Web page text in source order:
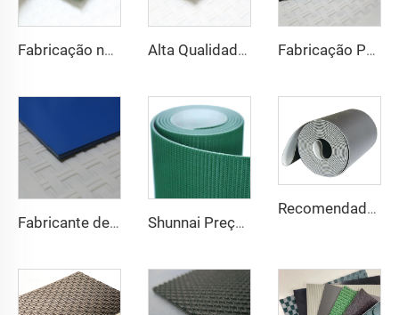
Fabricação na China, Esteira Transportadora de PVC com Preço Competitivo Alta Qualidade, 2 mm, Esteira Transportadora de Tecido Antiestático Preta em PVC para Transporte Logístico Direto da Fábrica Fabricação Profissional de Esteiras Transportadoras de PVC para Logística, para Classificação e Distribuição Eficientes nas Indústrias de Restaurante
Fabricante de Esteiras Transportadoras Antiestáticas e Antiaderentes para Padarias e Docerias Shunnai Preço de Fábrica Esteiras para Esteira Ergométrica 1,6 mm Preta Esteira para Corrida em PVC para Máquina de Caminhada
Recomendado pelo Fabricante: Balcão de Check-out de Supermercado com Esteira Transportadora, Esteira de Alta Estabilidade e Velocidade, em PU